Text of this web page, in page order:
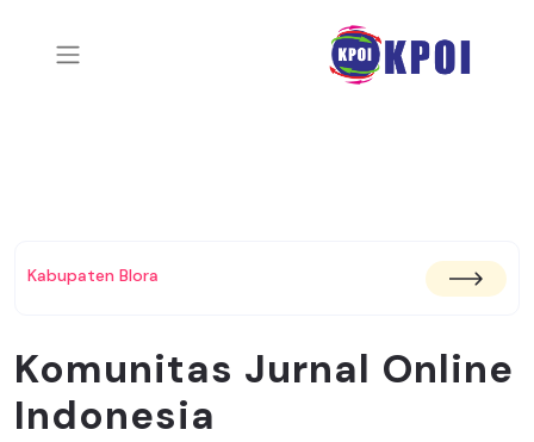
Kabupaten Blora
Komunitas Jurnal Online
Indonesia